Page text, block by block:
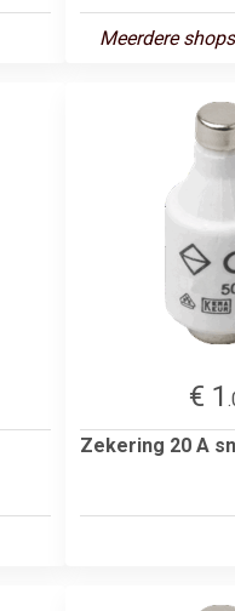
Meerdere shops
€ 1
Zekering 20 A